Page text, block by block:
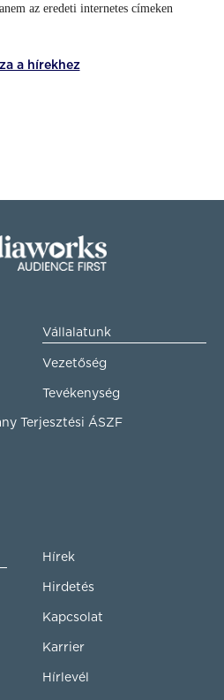
az eredeti internetes címeken
a hírekhez
Terjesztési ÁSZF
Vállalatunk
Vezetőség
Tevékenység
Hírek
Hirdetés
Kapcsolat
Karrier
Hírlevél